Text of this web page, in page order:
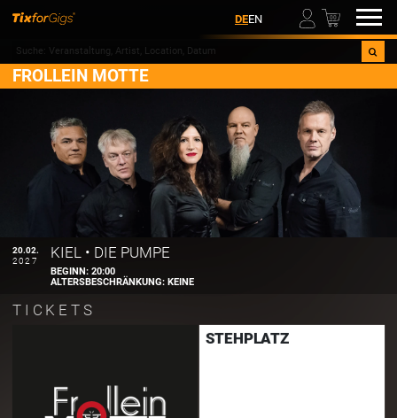
DEEN 00
FROLLEIN MOTTE
20.02.
2027
KIEL • DIE PUMPE
BEGINN:20:00
ALTERSBESCHRÄNKUNG:KEINE
TICKETS
STEHPLATZ